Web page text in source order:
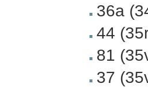
36a
44
81
37